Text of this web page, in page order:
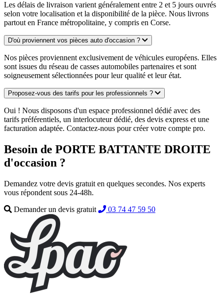
Les délais de livraison varient généralement entre 2 et 5 jours ouvrés
selon votre localisation et la disponibilité de la pièce. Nous livrons
partout en France métropolitaine, y compris en Corse.
D'où proviennent vos pièces auto d'occasion ?
Nos pièces proviennent exclusivement de véhicules européens. Elles
sont issues du réseau de casses automobiles partenaires et sont
soigneusement sélectionnées pour leur qualité et leur état.
Proposez-vous des tarifs pour les professionnels ?
Oui ! Nous disposons d'un espace professionnel dédié avec des
tarifs préférentiels, un interlocuteur dédié, des devis express et une
facturation adaptée. Contactez-nous pour créer votre compte pro.
Besoin de PORTE BATTANTE DROITE
d'occasion ?
Demandez votre devis gratuit en quelques secondes. Nos experts
vous répondent sous 24-48h.
Demander un devis gratuit
03 74 47 59 50